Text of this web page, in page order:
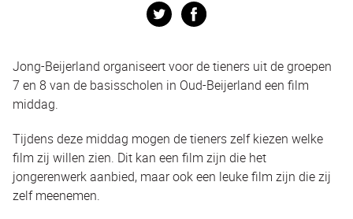
Twitter
Jong-Beijerland organiseert voor de tieners uit de groepen
7 en 8 van de basisscholen in Oud-Beijerland een film
middag.
Tijdens deze middag mogen de tieners zelf kiezen welke
film zij willen zien. Dit kan een film zijn die het
jongerenwerk aanbied, maar ook een leuke film zijn die zij
zelf meenemen.